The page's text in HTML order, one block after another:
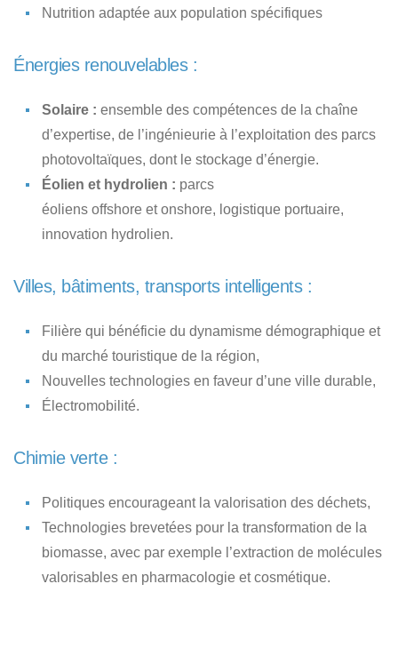
Nutrition adaptée aux population spécifiques
Énergies renouvelables :
Solaire : ensemble des compétences de la chaîne
d’expertise, de l’ingénieurie à l’exploitation des parcs
photovoltaïques, dont le stockage d’énergie.
Éolien et hydrolien : parcs
éoliens offshore etonshore, logistique portuaire,
innovation hydrolien.
Villes, bâtiments, transports intelligents :
Filière qui bénéficie du dynamisme démographique et
du marché touristique de la région,
Nouvelles technologies en faveur d’une ville durable,
Électromobilité.
Chimie verte :
Politiques encourageant la valorisation des déchets,
Technologies brevetées pour la transformation de la
biomasse, avec par exemple l’extraction de molécules
valorisables en pharmacologie et cosmétique.